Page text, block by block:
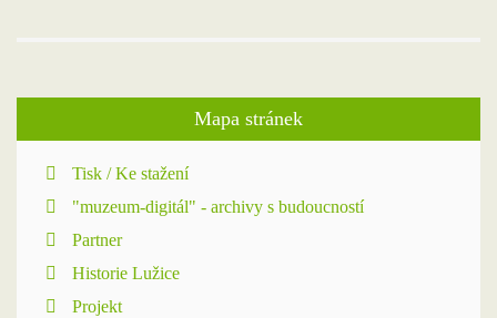
Mapa stránek
Tisk / Ke stažení
"muzeum-digitál" - archivy s budoucností
Partner
Historie Lužice
Projekt